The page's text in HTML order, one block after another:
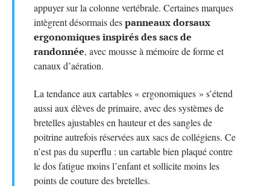
appuyer sur la colonne vertébrale. Certaines marques
intègrent désormais despanneaux dorsaux
ergonomiques inspirés des sacs de
randonnée, avec mousse à mémoire de forme et
canaux d’aération.
La tendance aux cartables « ergonomiques » s’étend
aussi aux élèves de primaire, avec des systèmes de
bretelles ajustables en hauteur et des sangles de
poitrine autrefois réservées aux sacs de collégiens. Ce
n’est pas du superflu : un cartable bien plaqué contre
le dos fatigue moins l’enfant et sollicite moins les
points de couture des bretelles.